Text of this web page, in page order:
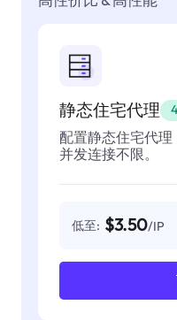
静态住宅代理
配置静态住宅代
并发连接不限。
低至: $3.50/IP